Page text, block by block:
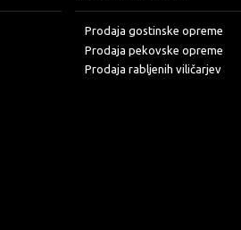
Prodaja gostinske opreme
Prodaja pekovske opreme
Prodaja rabljenih viličarjev